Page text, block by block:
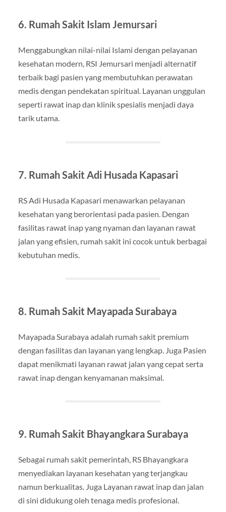
6. Rumah Sakit Islam Jemursari
Menggabungkan nilai-nilai Islami dengan pelayanan
kesehatan modern, RSI Jemursari menjadi alternatif
terbaik bagi pasien yang membutuhkan perawatan
medis dengan pendekatan spiritual. Layanan unggulan
seperti rawat inap dan klinik spesialis menjadi daya
tarik utama.
7. Rumah Sakit Adi Husada Kapasari
RS Adi Husada Kapasari menawarkan pelayanan
kesehatan yang berorientasi pada pasien. Dengan
fasilitas rawat inap yang nyaman dan layanan rawat
jalan yang efisien, rumah sakit ini cocok untuk berbagai
kebutuhan medis.
8. Rumah Sakit Mayapada Surabaya
Mayapada Surabaya adalah rumah sakit premium
dengan fasilitas dan layanan yang lengkap. Juga Pasien
dapat menikmati layanan rawat jalan yang cepat serta
rawat inap dengan kenyamanan maksimal.
9. Rumah Sakit Bhayangkara Surabaya
Sebagai rumah sakit pemerintah, RS Bhayangkara
menyediakan layanan kesehatan yang terjangkau
namun berkualitas. Juga Layanan rawat inap dan jalan
di sini didukung oleh tenaga medis profesional.